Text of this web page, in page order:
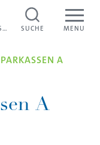
MENU
SUCHE
MERKLISTE
A
A